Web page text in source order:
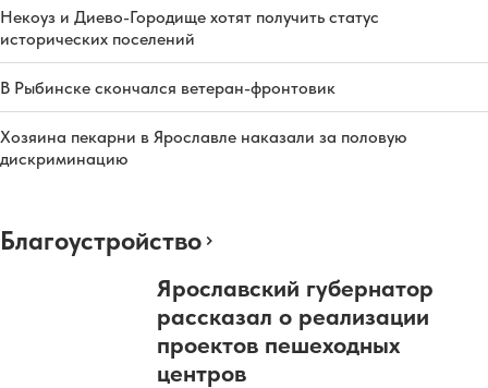
Некоуз и Диево-Городище хотят получить статус
исторических поселений
В Рыбинске скончался ветеран-фронтовик
Хозяина пекарни в Ярославле наказали за половую
дискриминацию
Благоустройство
Ярославский губернатор
рассказал о реализации
проектов пешеходных
центров